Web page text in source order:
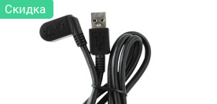
Скидка